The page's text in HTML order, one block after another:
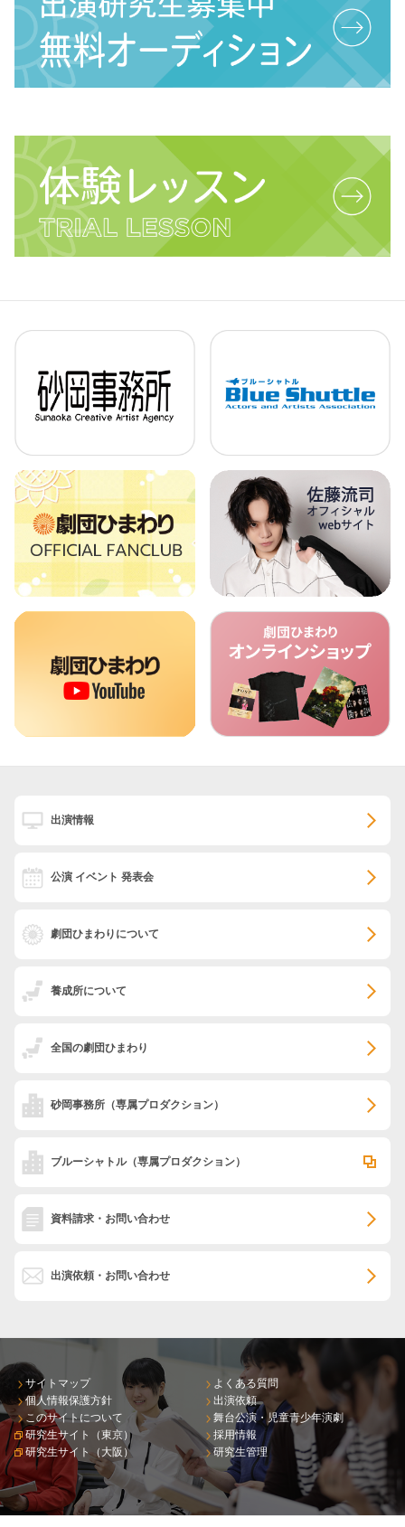
出演情報
公演 イベント 発表会
劇団ひまわりについて
養成所について
全国の劇団ひまわり
砂岡事務所 （専属プロダクション）
ブルーシャトル（専属プロダクション）
資料請求・お問い合わせ
出演依頼・お問い合わせ
サイトマップ
個人情報保護方針
このサイトについて
研究生サイト（東京）
研究生サイト（大阪）
よくある質問
出演依頼
舞台公演・児童青少年演劇
採用情報
研究生管理